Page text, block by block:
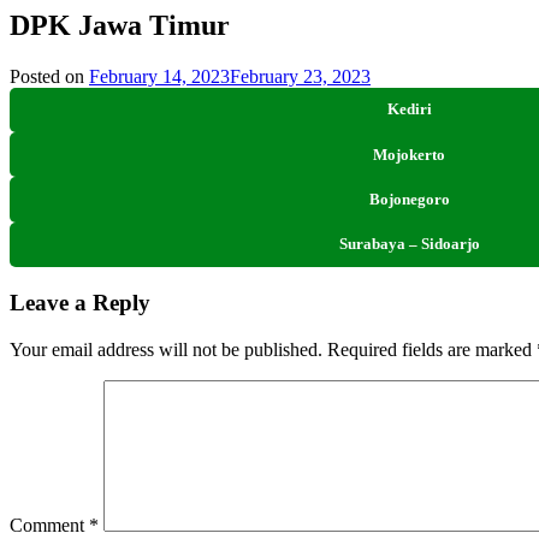
DPK Jawa Timur
Posted on February 14, 2023February 23, 2023
Kediri
Mojokerto
Bojonegoro
Surabaya – Sidoarjo
Leave a Reply
Your email address will not be published. Required fields are marked
Comment *